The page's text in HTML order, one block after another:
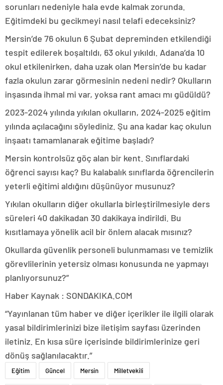
sorunları nedeniyle hala evde kalmak zorunda.
Eğitimdeki bu gecikmeyi nasıl telafi edeceksiniz?
Mersin’de 76 okulun 6 Şubat depreminden etkilendiği
tespit edilerek boşaltıldı, 63 okul yıkıldı. Adana’da 10
okul etkilenirken, daha uzak olan Mersin’de bu kadar
fazla okulun zarar görmesinin nedeni nedir? Okulların
inşasında ihmal mi var, yoksa rant amacı mı güdüldü?
2023-2024 yılında yıkılan okulların, 2024-2025 eğitim
yılında açılacağını söylediniz. Şu ana kadar kaç okulun
inşaatı tamamlanarak eğitime başladı?
Mersin kontrolsüz göç alan bir kent. Sınıflardaki
öğrenci sayısı kaç? Bu kalabalık sınıflarda öğrencilerin
yeterli eğitimi aldığını düşünüyor musunuz?
Yıkılan okulların diğer okullarla birleştirilmesiyle ders
süreleri 40 dakikadan 30 dakikaya indirildi. Bu
kısıtlamaya yönelik acil bir önlem alacak mısınız?
Okullarda güvenlik personeli bulunmaması ve temizlik
görevlilerinin yetersiz olması konusunda ne yapmayı
planlıyorsunuz?”
Haber Kaynak : SONDAKIKA.COM
“Yayınlanan tüm haber ve diğer içerikler ile ilgili olarak
yasal bildirimlerinizi bize iletişim sayfası üzerinden
iletiniz. En kısa süre içerisinde bildirimlerinize geri
dönüş sağlanılacaktır.”
Eğitim Güncel Mersin Milletvekili